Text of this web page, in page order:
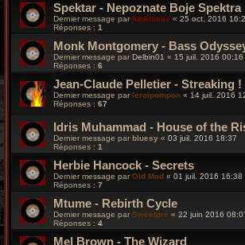
Spektar - Nepoznate Boje Spektra
Dernier message parfunkiness « 25 oct. 2016
Réponses : 1
Monk Montgomery - Bass
Dernier message par Delbin01 « 15 juil. 2016 00:16
Réponses : 6
Jean-Claude Pelletier - Streaking !
Dernier message parleroipompon « 14 juil. 2016
Réponses : 67
Idris Muhammad - House of the
Dernier message par bluesy « 03 juil. 2016 18:37
Réponses : 1
Herbie Hancock - Secrets
Dernier message parOld Mod « 01 juil. 2016 16:38
Réponses : 7
Mtume - Rebirth Cycle
Dernier message par Sweetdré « 22 juin 2016
Réponses : 4
Mel Brown - The Wizard